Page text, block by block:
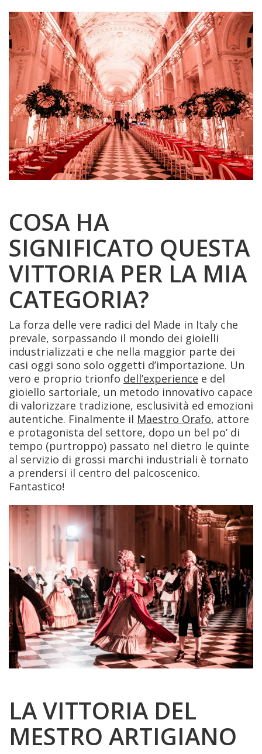
COSA HA
SIGNIFICATO QUESTA
VITTORIA PER LA MIA
CATEGORIA?
La forza delle vere radici del Made in Italy che
prevale, sorpassando il mondo dei gioielli
industrializzati e che nella maggior parte dei
casi oggi sono solo oggetti d’importazione. Un
vero e proprio trionfo dell’experience e del
gioiello sartoriale, un metodo innovativo capace
di valorizzare tradizione, esclusività ed emozioni
autentiche. Finalmente il Maestro Orafo, attore
e protagonista del settore, dopo un bel po’ di
tempo (purtroppo) passato nel dietro le quinte
al servizio di grossi marchi industriali è tornato
a prendersi il centro del palcoscenico.
Fantastico!
LA VITTORIA DEL
MESTRO ARTIGIANO